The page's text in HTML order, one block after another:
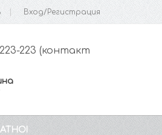
Вход/Регистрация
223 (контакт